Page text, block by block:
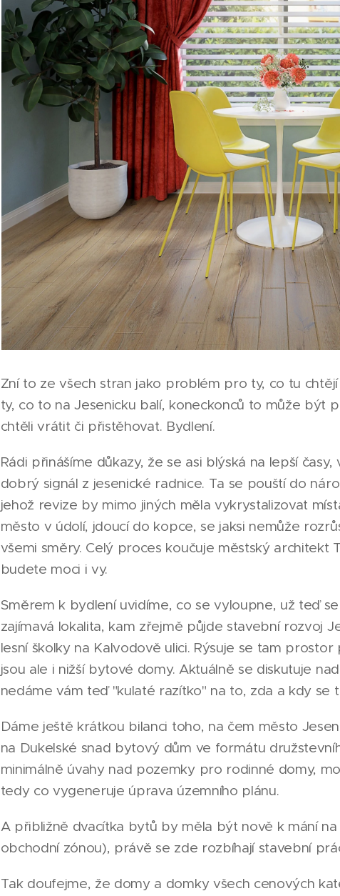
Zní to ze všech stran jako problém pro ty, co tu
ty, co to na Jesenicku balí, koneckonců to může být
chtěli vrátit či přistěhovat. Bydlení.
Rádi přinášíme důkazy, že se asi blýská na lepší
dobrý signál z jesenické radnice. Ta se pouští do
jehož revize by mimo jiných měla vykrystalizovat
město v údolí, jdoucí do kopce, se jaksi nemůže
všemi směry. Celý proces koučuje městský architekt
budete moci i vy.
Směrem k bydlení uvidíme, co se vyloupne, už teď
zajímavá lokalita, kam zřejmě půjde stavební rozvoj
lesní školky na Kalvodově ulici. Rýsuje se tam
jsou ale i nižší bytové domy. Aktuálně se diskutuje
nedáme vám teď "kulaté razítko" na to, zda a kdy se
Dáme ještě krátkou bilanci toho, na čem město
na Dukelské snad bytový dům ve formátu
minimálně úvahy nad pozemky pro rodinné domy,
tedy co vygeneruje úprava územního plánu.
A přibližně dvacítka bytů by měla být nově k mání
obchodní zónou), právě se zde rozbíhají stavební
Tak doufejme, že domy a domky všech cenových